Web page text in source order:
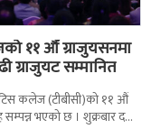
११ औँ ग्राजुयसनमा
ग्राजुयट सम्मानित
कलेज (टीबीसी)को ११ औं
सम्पन्न भएको छ । शुक्रबार द